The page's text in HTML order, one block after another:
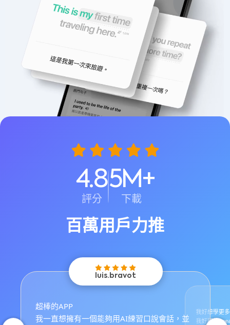
4.8
評分
5M+
下載
百萬用戶力推
luis.bravot
超棒的APP
我一直想擁有一個能夠用AI練習口說會話，並
我好想學更
我好期待